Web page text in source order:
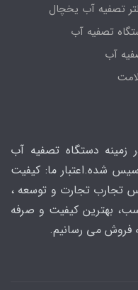
تصفیه آب یخچال
تصفیه آب
آب
زمینه دستگاه تصفیه آب
شده.اعتبار ما: کیفیت
تجارب تجارت و توسعه ،
بهترین کیفیت و صرفه
فروش می رسانیم.